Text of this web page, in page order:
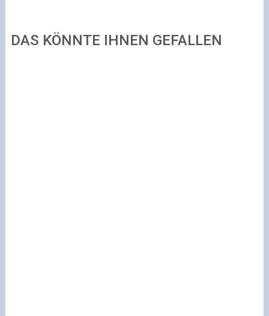
DAS KÖNNTE IHNEN GEFALLEN